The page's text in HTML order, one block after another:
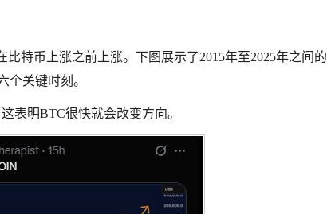
特币上涨之前上涨。下图展示了2015年至2025年之间的
个关键时刻。
表明BTC很快就会改变方向。